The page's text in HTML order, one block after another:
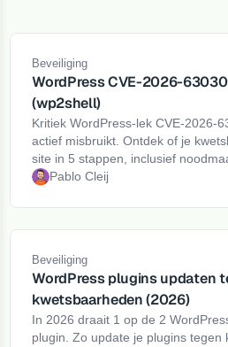
Beveiliging
WordPress CVE-2026-
(wp2shell)
Kritiek WordPress-lek CVE-2026-
actief misbruikt. Ontdek of je
site in 5 stappen, inclusief
Pablo Cleij
Beveiliging
WordPress plugins updaten
kwetsbaarheden (2026)
In 2026 draait 1 op de 2
plugin. Zo update je plugins tegen